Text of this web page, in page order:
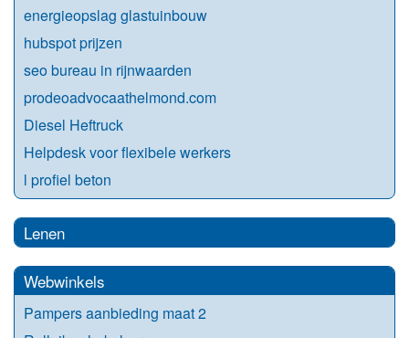
energieopslag glastuinbouw
hubspot prijzen
seo bureau in rijnwaarden
prodeoadvocaathelmond.com
Diesel Heftruck
Helpdesk voor flexibele werkers
l profiel beton
Lenen
Webwinkels
Pampers aanbieding maat 2